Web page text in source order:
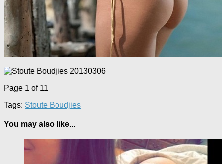
Page 1 of 11
Tags: Stoute Boudjies
You may also like...